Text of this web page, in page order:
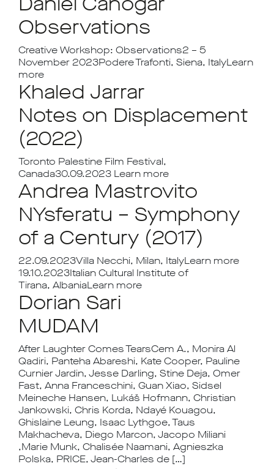
Observations
Creative Workshop: Observations2 – 5
November 2023Podere Trafonti, Siena, ItalyLearn
more
Khaled Jarrar
Notes on Displacement
(2022)
Toronto Palestine Film Festival,
Canada30.09.2023 Learn more
Andrea Mastrovito
NYsferatu – Symphony
of a Century (2017)
22.09.2023Villa Necchi, Milan, ItalyLearn more
19.10.2023Italian Cultural Institute of
Tirana, AlbaniaLearn more
Dorian Sari
MUDAM
After Laughter Comes TearsCem A., Monira Al
Qadiri, Panteha Abareshi, Kate Cooper, Pauline
Curnier Jardin, Jesse Darling, Stine Deja, Omer
Fast, Anna Franceschini, Guan Xiao, Sidsel
Meineche Hansen, Lukáš Hofmann, Christian
Jankowski, Chris Korda, Ndayé Kouagou,
Ghislaine Leung, Isaac Lythgoe, Taus
Makhacheva, Diego Marcon, Jacopo Miliani
,Marie Munk, Chalisée Naamani, Agnieszka
Polska, PRICE, Jean-Charles de […]